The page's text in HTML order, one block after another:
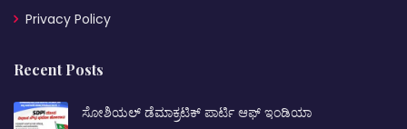
Privacy Policy
Recent Posts
ಸೋಶಿಯಲ್ ಡೆಮಾಕ್ರಟಿಕ್ ಪಾರ್ಟಿ ಆಫ್ ಇಂಡಿಯಾ